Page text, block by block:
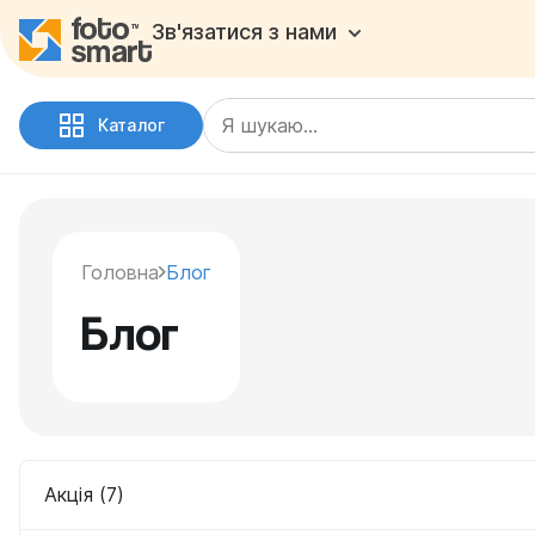
Зв'язатися з нами
Каталог
Головна Блог
Блог
Акція (7)